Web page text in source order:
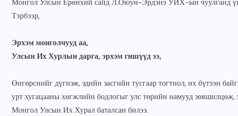
Монгол Улсын Ерөнхий сайд Л.Оюун-Эрдэнэ УИХ-ын чуулганд үг
Тэрбээр,
Эрхэм монголчууд аа,
Улсын Их Хурлын дарга, эрхэм гишүүд ээ,
Өнгөрснийг дүгнэж, эдийн засгийн тусгаар тогтнол, их бүтээн
урт хугацааны хөгжлийн бодлогыг улс төрийн намууд зөвшилцөж,
Монгол Улсын Их Хурал баталсан билээ.
Жуковын хөшөөний ард
6000 ам метр газрын
цэцэрлэгт хүрээлэн
болгоно